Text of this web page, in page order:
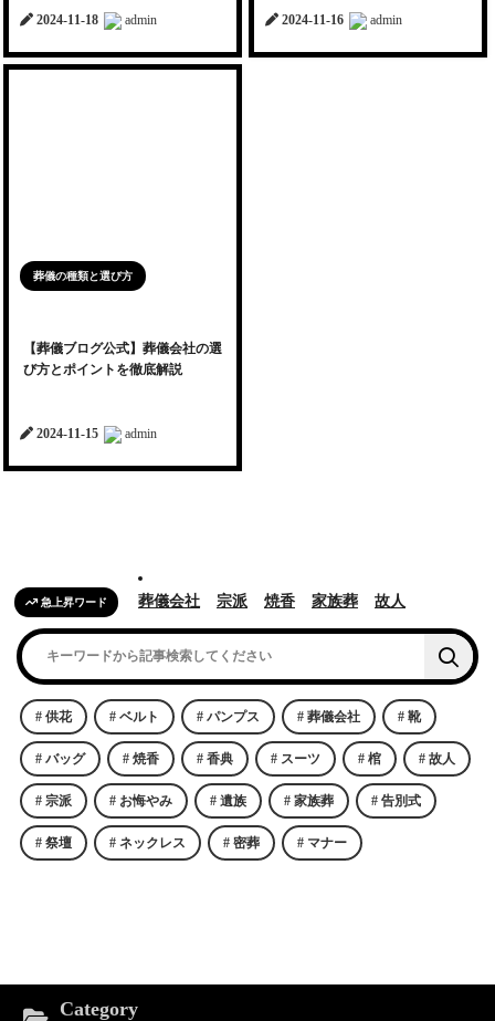
2024-11-18 admin 2024-11-16 admin
葬儀の種類と選び方
【葬儀ブログ公式】葬儀会社の選
び方とポイントを徹底解説
2024-11-15 admin
急上昇ワード 葬儀会社 宗派 焼香 家族葬 故人
供花 ベルト パンプス 葬儀会社 靴
バッグ 焼香 香典 スーツ 棺 故人
宗派 お悔やみ 遺族 家族葬 告別式
祭壇 ネックレス 密葬 マナー
Category